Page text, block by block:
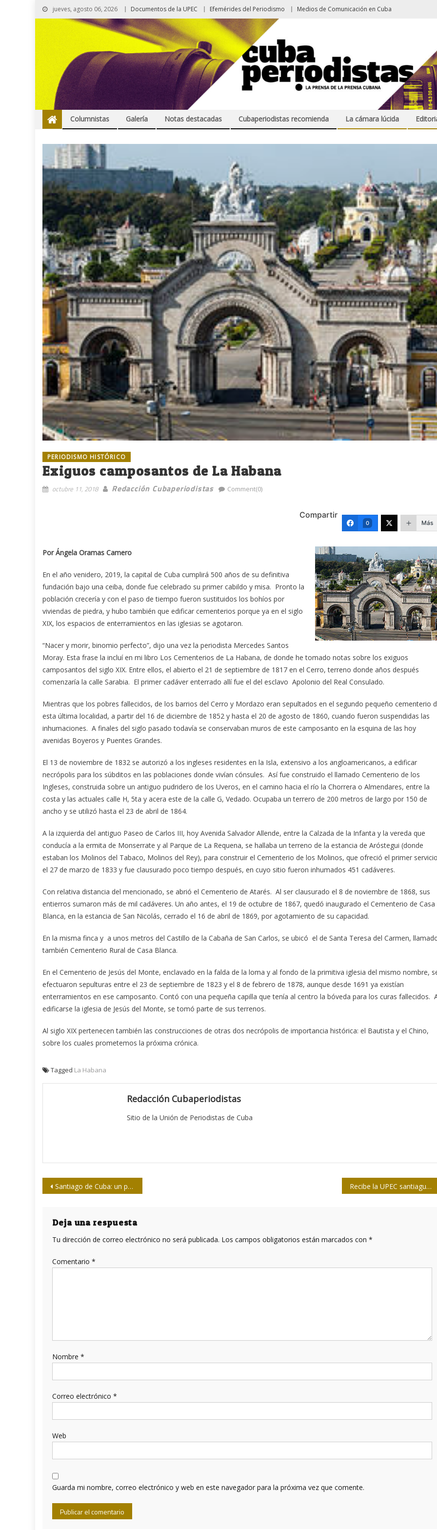
jueves, agosto 06, 2026 Documentos de la UPEC Efemérides del Periodismo Medios de Comunicación en Cuba
Columnistas Galería Notas destacadas Cubaperiodistas recomienda La cámara lúcida
PERIODISMO HISTÓRICO
Exiguos camposantos de La Habana
octubre 11, 2018 Redacción Cubaperiodistas Comment(0)
Compartir
0 Más
Por Ángela Oramas Camero
En el año venidero, 2019, la capital de Cuba cumplirá 500 años de su definitiva
fundación bajo una ceiba, donde fue celebrado su primer cabildo y misa. Pronto la
población crecería y con el paso de tiempo fueron sustituidos los bohíos por
viviendas de piedra, y hubo también que edificar cementerios porque ya en el siglo
XIX, los espacios de enterramientos en las iglesias se agotaron.
“Nacer y morir, binomio perfecto”, dijo una vez la periodista Mercedes Santos
Moray. Esta frase la incluí en mi libro Los Cementerios de La Habana, de donde he tomado notas sobre los exiguos
camposantos del siglo XIX. Entre ellos, el abierto el 21 de septiembre de 1817 en el Cerro, terreno donde años después
comenzaría la calle Sarabia. El primer cadáver enterrado allí fue el del esclavo Apolonio del Real Consulado.
Mientras que los pobres fallecidos, de los barrios del Cerro y Mordazo eran sepultados en el segundo pequeño cementerio
esta última localidad, a partir del 16 de diciembre de 1852 y hasta el 20 de agosto de 1860, cuando fueron suspendidas las
inhumaciones. A finales del siglo pasado todavía se conservaban muros de este camposanto en la esquina de las hoy
avenidas Boyeros y Puentes Grandes.
El 13 de noviembre de 1832 se autorizó a los ingleses residentes en la Isla, extensivo a los angloamericanos, a edificar
necrópolis para los súbditos en las poblaciones donde vivían cónsules. Así fue construido el llamado Cementerio de los
Ingleses, construida sobre un antiguo pudridero de los Uveros, en el camino hacia el río la Chorrera o Almendares, entre la
costa y las actuales calle H, 5ta y acera este de la calle G, Vedado. Ocupaba un terrero de 200 metros de largo por 150 de
ancho y se utilizó hasta el 23 de abril de 1864.
A la izquierda del antiguo Paseo de Carlos III, hoy Avenida Salvador Allende, entre la Calzada de la Infanta y la vereda que
conducía a la ermita de Monserrate y al Parque de La Requena, se hallaba un terreno de la estancia de Aróstegui (donde
estaban los Molinos del Tabaco, Molinos del Rey), para construir el Cementerio de los Molinos, que ofreció el primer servicio
el 27 de marzo de 1833 y fue clausurado poco tiempo después, en cuyo sitio fueron inhumados 451 cadáveres.
Con relativa distancia del mencionado, se abrió el Cementerio de Atarés. Al ser clausurado el 8 de noviembre de 1868, sus
entierros sumaron más de mil cadáveres. Un año antes, el 19 de octubre de 1867, quedó inaugurado el Cementerio de Casa
Blanca, en la estancia de San Nicolás, cerrado el 16 de abril de 1869, por agotamiento de su capacidad.
En la misma finca y a unos metros del Castillo de la Cabaña de San Carlos, se ubicó el de Santa Teresa del Carmen,
también Cementerio Rural de Casa Blanca.
En el Cementerio de Jesús del Monte, enclavado en la falda de la loma y al fondo de la primitiva iglesia del mismo nombre,
efectuaron sepulturas entre el 23 de septiembre de 1823 y el 8 de febrero de 1878, aunque desde 1691 ya existían
enterramientos en ese camposanto. Contó con una pequeña capilla que tenía al centro la bóveda para los curas fallecidos.
edificarse la iglesia de Jesús del Monte, se tomó parte de sus terrenos.
Al siglo XIX pertenecen también las construcciones de otras dos necrópolis de importancia histórica: el Bautista y el Chino,
sobre los cuales prometemos la próxima crónica.
Tagged La Habana
Redacción Cubaperiodistas
Sitio de la Unión de Periodistas de Cuba
Navegación
entradas
Santiago de Cuba: un paso adelante en la discusión del proyecto de Código de Ética de la Upec Recibe la UPEC santiaguera a nuevos estudiantes de Periodismo
Deja una respuesta
Tu dirección de correo electrónico no será publicada. Los campos obligatorios están marcados con *
Comentario *
Nombre *
Correo electrónico *
Web
Guarda mi nombre, correo electrónico y web en este navegador para la próxima vez que comente.